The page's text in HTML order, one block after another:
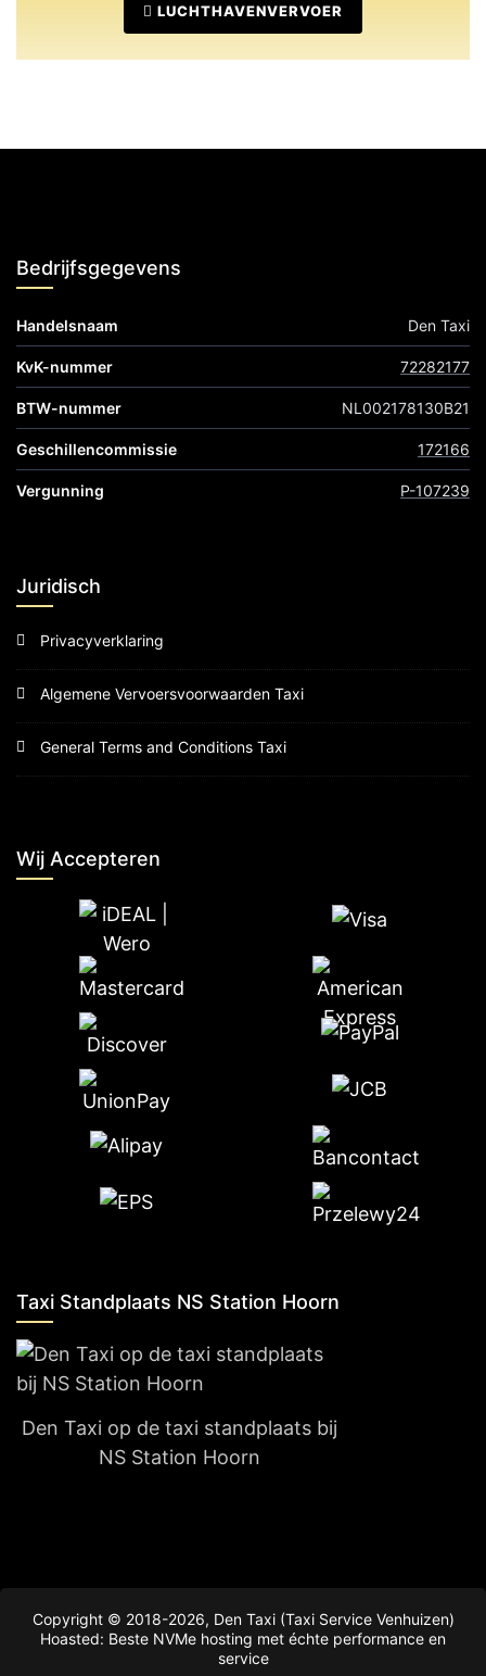
LUCHTHAVENVERVOER
Bedrijfsgegevens
Handelsnaam Den Taxi
KvK-nummer 72282177
BTW-nummer NL002178130B21
Geschillencommissie 172166
Vergunning P-107239
Juridisch
Privacyverklaring
Algemene Vervoersvoorwaarden Taxi
General Terms and Conditions Taxi
Wij Accepteren
Taxi Standplaats NS Station Hoorn
Den Taxi op de taxi standplaats bij
NS Station Hoorn
Copyright © 2018-2026, Den Taxi (Taxi Service Venhuizen)
Hoasted: Beste NVMe hosting met échte performance en
service